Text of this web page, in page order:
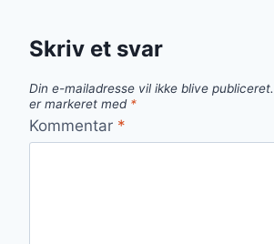
Skriv et svar
Din e-mailadresse vil ikke blive publiceret.
er markeret med *
Kommentar *